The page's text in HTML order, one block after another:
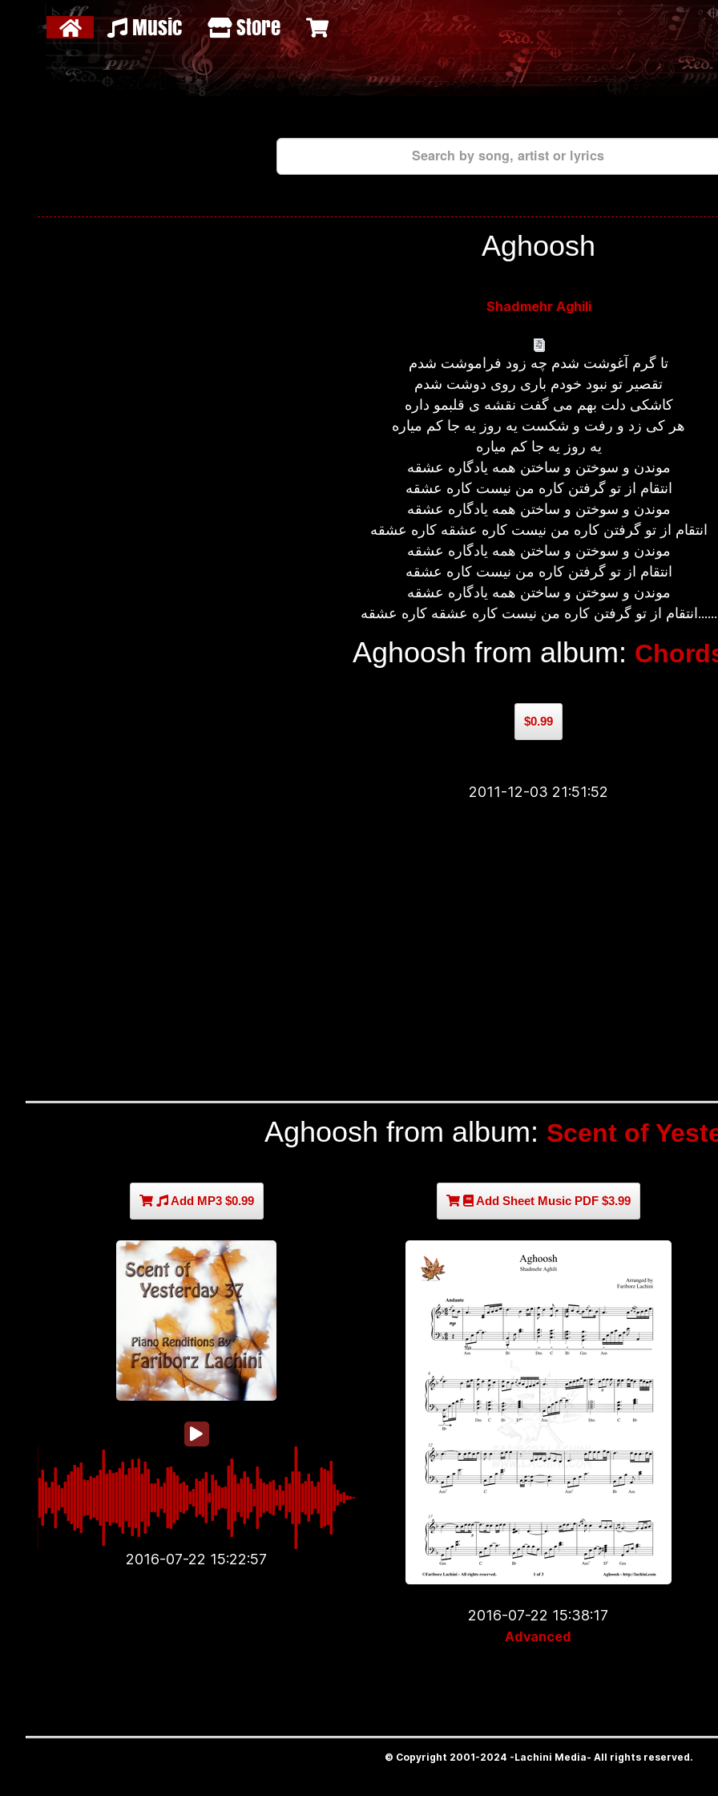
Music Store
Search by song, artist or lyrics
Aghoosh
Shadmehr Aghili
تا گرم آغوشت شدم چه زود فراموشت شدم
تقصیر تو نبود خودم باری روی دوشت شدم
کاشکی دلت بهم می گفت نقشه ی قلبمو داره
هر کی زد و رفت و شکست یه روز یه جا کم میاره
یه روز یه جا کم میاره
موندن و سوختن و ساختن همه یادگاره عشقه
انتقام از تو گرفتن کاره من نیست کاره عشقه
موندن و سوختن و ساختن همه یادگاره عشقه
انتقام از تو گرفتن کاره من نیست کاره عشقه کاره عشقه
موندن و سوختن و ساختن همه یادگاره عشقه
انتقام از تو گرفتن کاره من نیست کاره عشقه
موندن و سوختن و ساختن همه یادگاره عشقه
انتقام از تو گرفتن کاره من نیست کاره عشقه کاره عشقه......
Aghoosh from album:
$0.99
2011-12-03 21:51:52
Aghoosh from album: Scent of
Add MP3 $0.99
2016-07-22 15:22:57
Add Sheet Music PDF $3.99
2016-07-22 15:38:17
Advanced
© Copyright 2001-2024 -Lachini Media- All rights reserved.